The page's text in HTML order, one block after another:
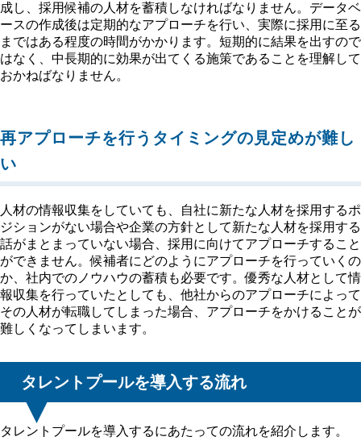
成し、採用候補の人材を蓄積しなければなりません。データベ
ースの作成後は定期的なアプローチを行い、実際に採用に至る
まではある程度の時間がかかります。短期的に結果を出すので
はなく、中長期的に効果が出てくる施策であることを理解して
おかねばなりません。
再アプローチを行うタイミングの見定めが難し
い
人材の情報収集をしていても、自社に新たな人材を採用するポ
ジションがない場合や企業の方針として新たな人材を採用する
話がまとまっていない場合、採用に向けてアプローチすること
ができません。候補者にどのようにアプローチを行っていくの
か、社内でのノウハウの蓄積も必要です。優秀な人材として情
報収集を行っていたとしても、他社からのアプローチによって
その人材が転職してしまった場合、アプローチをかけることが
難しくなってしまいます。
タレントプールを導入する流れ
タレントプールを導入するにあたっての流れを紹介します。